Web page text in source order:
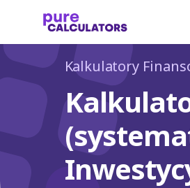
Kalkulatory